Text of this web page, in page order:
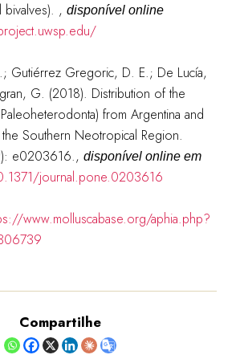
, disponível online
Gutiérrez Gregoric, D. E.; De Lucía,
G. (2018). Distribution of the
from Argentina and
Southern Neotropical Region.
e0203616., disponível online em
journal.pone.0203616
www.molluscabase.org/aphia.php?
Compartilhe